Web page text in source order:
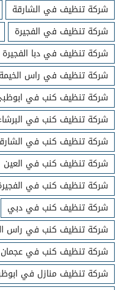
شركة تنظيف في الشارقة
شركة تنظيف في الفجيرة
شركة تنظيف في دبا الفجيرة
شركة تنظيف في راس الخيمة
شركة تنظيف كنب في
شركة تنظيف كنب في
شركة تنظيف كنب في
شركة تنظيف كنب في العين
شركة تنظيف كنب في
شركة تنظيف كنب في دبي
شركة تنظيف كنب في راس
شركة تنظيف كنب في عجمان
شركة تنظيف منازل في